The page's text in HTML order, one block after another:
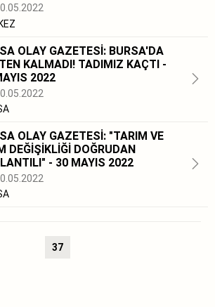
OLAY GAZETESİ: BURSA'DA
KALMADI! TADIMIZ KAÇTI -
2022
OLAY GAZETESİ: "TARIM VE
DEĞİŞİKLİĞİ DOĞRUDAN
- 30 MAYIS 2022
37